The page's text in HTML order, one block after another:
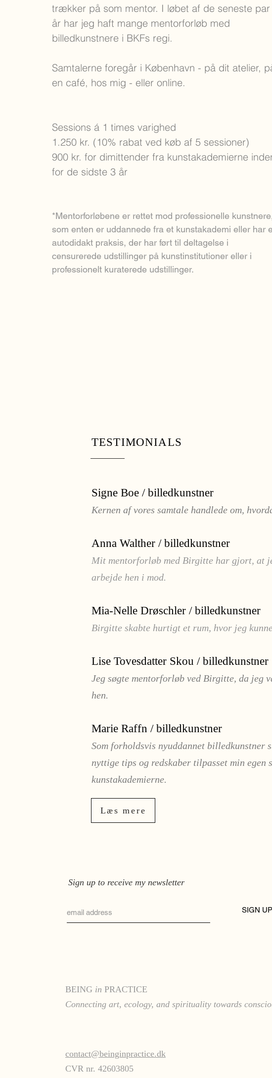
trækker på som mentor. I løbet af de seneste par
år har jeg haft mange mentorforløb med
billedkunstnere i BKFs regi.
Samtalerne foregår i København - på dit atelier,
en café, hos mig - eller online.
Sessions á 1 times varighed
1.250 kr. (10% rabat ved køb af 5 sessioner)
900 kr. for dimittender fra kunstakademierne
for de sidste 3 år
*Mentorforløbene er rettet mod professionelle
som enten er uddannede fra et kunstakademi eller har
autodidakt praksis, der har ført til deltagelse i
censurerede udstillinger på kunstinstitutioner eller i
professionelt kuraterede udstillinger.
TESTIMONIALS
Signe Boe / billedkunstner
Kernen af vores samtale handlede om,
Anna Walther / billedkunstner
Mit mentorforløb med Birgitte har gjort, at
arbejde hen i mod.
Mia-Nelle Drøschler / billedkunstner
Birgitte skabte hurtigt et rum, hvor jeg
Lise Tovesdatter Skou / billedkunstner
Jeg søgte mentorforløb ved Birgitte, da jeg
hen.
Marie Raffn / billedkunstner
Som forholdsvis nyuddannet billedkunstner
nyttige tips og redskaber tilpasset min
kunstakademierne.
Læs mere
Sign up to receive my newsletter
SIGN UP
BEING in PRACTICE
Connecting art, ecology, and spirituality towards
contact@beinginpractice.dk
CVR nr. 42603805